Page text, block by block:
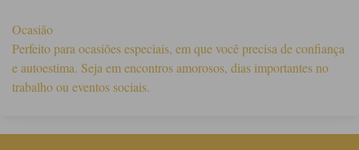
Ocasião
Perfeito para ocasiões especiais, em que você precisa de confiança
e autoestima. Seja em encontros amorosos, dias importantes no
trabalho ou eventos sociais.